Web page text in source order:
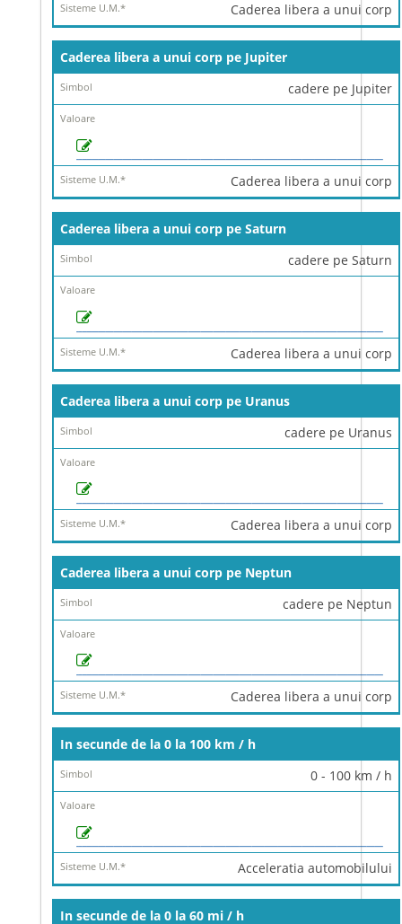
Caderea libera a unui corp
Caderea libera a unui corp pe Jupiter
cadere pe Jupiter
Caderea libera a unui corp
Caderea libera a unui corp pe Saturn
cadere pe Saturn
Caderea libera a unui corp
Caderea libera a unui corp pe Uranus
cadere pe Uranus
Caderea libera a unui corp
Caderea libera a unui corp pe Neptun
cadere pe Neptun
Caderea libera a unui corp
In secunde de la 0 la 100 km / h
0 - 100 km / h
Acceleratia automobilului
In secunde de la 0 la 60 mi / h